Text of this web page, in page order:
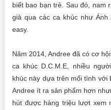
biết bao bạn trẻ. Sau đó, nam
giả qua các ca khúc như
easy.
Năm 2014, Andree đã có cơ
ca khúc D.C.M.E, nhiều
khúc này dựa trên mối tình với
Andree ít ra sản phẩm hơn
hút được hàng triệu lượt xem